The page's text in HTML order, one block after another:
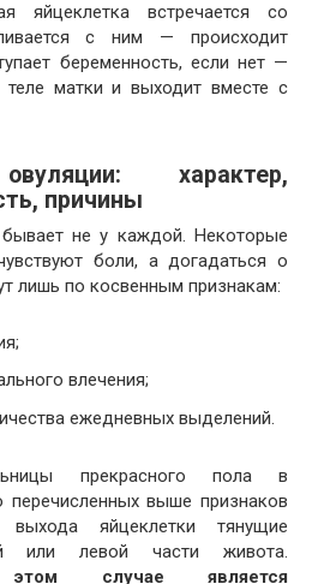
яйцеклетка встречается со
с ним — происходит
беременность, если нет —
теле матки и выходит вместе с
характер,
причины
бывает не у каждой. Некоторые
боли, а догадаться о
лишь по косвенным признакам:
влечения;
ежедневных выделений.
прекрасного пола в
перечисленных выше признаков
яйцеклетки тянущие
или левой части живота.
случае является